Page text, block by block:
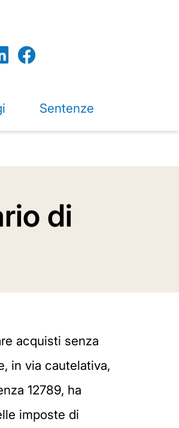
Sentenze
di
acquisti senza
in via cautelativa,
12789, ha
imposte di